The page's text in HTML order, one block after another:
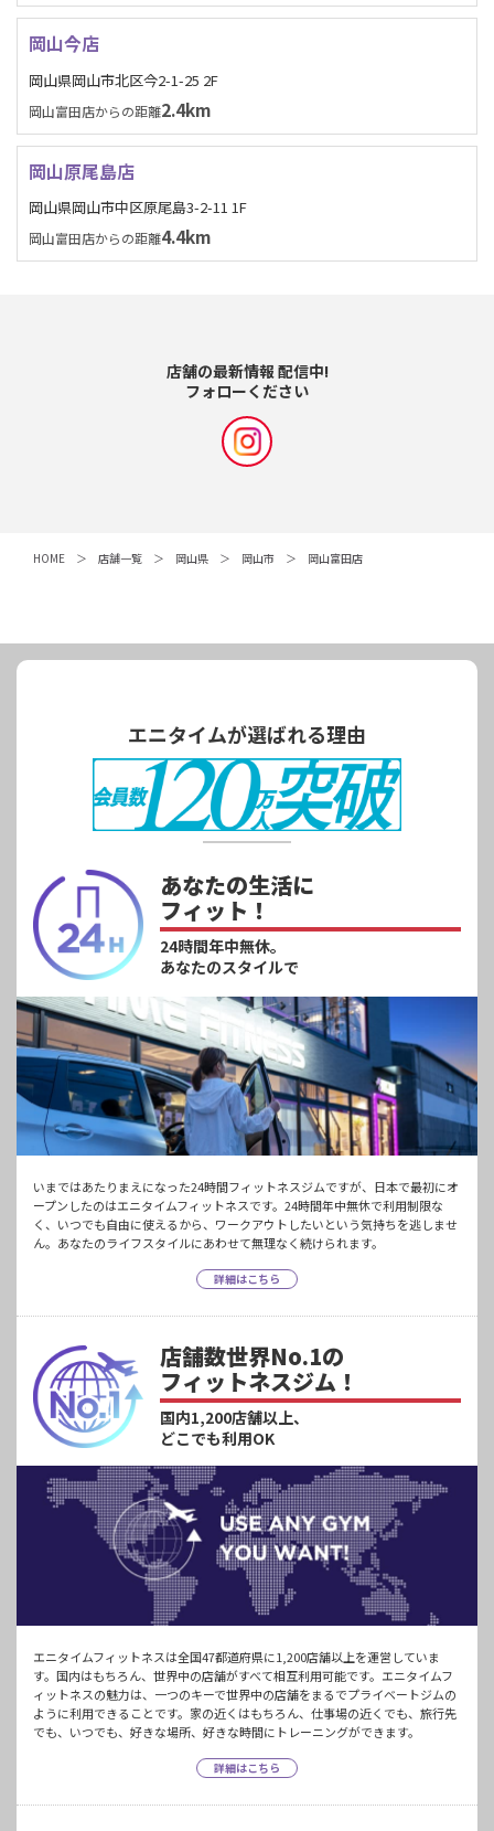
岡山今店
岡山県岡山市北区今2-1-25 2F
岡山富田店からの距離2.4km
岡山原尾島店
岡山県岡山市中区原尾島3-2-11 1F
岡山富田店からの距離4.4km
店舗の最新情報 配信中!
フォローください
HOME 店舗一覧 岡山県 岡山市 岡山富田店
エニタイムが選ばれる理由
あなたの生活に
フィット！
24時間年中無休。
あなたのスタイルで
いまではあたりまえになった24時間フィットネスジムですが、日本で最初にオ
ープンしたのはエニタイムフィットネスです。24時間年中無休で利用制限な
く、いつでも自由に使えるから、ワークアウトしたいという気持ちを逃しませ
ん。あなたのライフスタイルにあわせて無理なく続けられます。
詳細はこちら
店舗数世界No.1の
フィットネスジム！
国内1,200店舗以上、
どこでも利用OK
エニタイムフィットネスは全国47都道府県に1,200店舗以上を運営していま
す。国内はもちろん、世界中の店舗がすべて相互利用可能です。エニタイムフ
ィットネスの魅力は、一つのキーで世界中の店舗をまるでプライベートジムの
ように利用できることです。家の近くはもちろん、仕事場の近くでも、旅行先
でも、いつでも、好きな場所、好きな時間にトレーニングができます。
詳細はこちら